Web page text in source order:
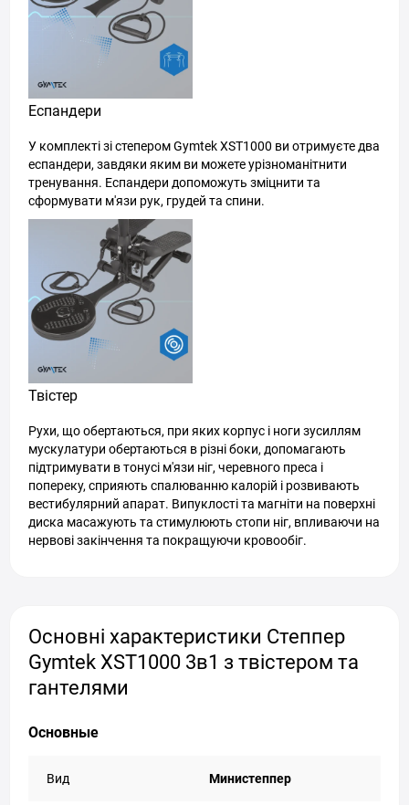
Еспандери
У комплекті зі степером Gymtek XST1000 ви отримуєте два
еспандери, завдяки яким ви можете урізноманітнити
тренування. Еспандери допоможуть зміцнити та
сформувати м'язи рук, грудей та спини.
Твістер
Рухи, що обертаються, при яких корпус і ноги зусиллям
мускулатури обертаються в різні боки, допомагають
підтримувати в тонусі м'язи ніг, черевного преса і
попереку, сприяють спалюванню калорій і розвивають
вестибулярний апарат. Випуклості та магніти на поверхні
диска масажують та стимулюють стопи ніг, впливаючи на
нервові закінчення та покращуючи кровообіг.
Основні характеристики Степпер
Gymtek XST1000 3в1 з твістером та
гантелями
Основные
Вид Министеппер